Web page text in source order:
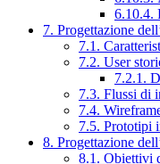
6.10.4.
7. Progettazione
7.1.
7.2. User
7.2.1.
7.3. Flussi di
7.4.
7.5. Prototipi
8. Progettazione
8.1. Obiettivi